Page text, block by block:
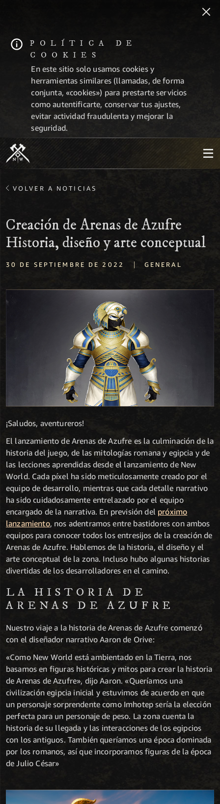
POLÍTICA DE
COOKIES
En este sitio solo usamos cookies y
herramientas similares (llamadas, de forma
conjunta, «cookies») para prestarte servicios
como autentificarte, conservar tus ajustes,
evitar actividad fraudulenta y mejorar la
seguridad.
VOLVER A NOTICIAS
Creación de Arenas de Azufre
Historia, diseño y arte conceptual
30 DE SEPTIEMBRE DE 2022 | GENERAL
¡Saludos, aventureros!
El lanzamiento de Arenas de Azufre es la culminación de la
historia del juego, de las mitologías romana y egipcia y de
las lecciones aprendidas desde el lanzamiento de New
World. Cada píxel ha sido meticulosamente creado por el
equipo de desarrollo, mientras que cada detalle narrativo
ha sido cuidadosamente entrelazado por el equipo
encargado de la narrativa. En previsión del próximo
lanzamiento, nos adentramos entre bastidores con ambos
equipos para conocer todos los entresijos de la creación de
Arenas de Azufre. Hablemos de la historia, el diseño y el
arte conceptual de la zona. Incluso hubo algunas historias
divertidas de los desarrolladores en el camino.
LA HISTORIA DE
ARENAS DE AZUFRE
Nuestro viaje a la historia de Arenas de Azufre comenzó
con el diseñador narrativo Aaron de Orive:
«Como New World está ambientado en la Tierra, nos
basamos en figuras históricas y mitos para crear la historia
de Arenas de Azufre», dijo Aaron. «Queríamos una
civilización egipcia inicial y estuvimos de acuerdo en que
un personaje sorprendente como Imhotep sería la elección
perfecta para un personaje de peso. La zona cuenta la
historia de su llegada y las interacciones de los egipcios
con los antiguos. También queríamos una época dominada
por los romanos, así que incorporamos figuras de la época
de Julio César»